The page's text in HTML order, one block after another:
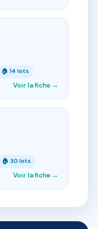
🏠 14 lots
Voir la fiche →
🏠 30 lots
Voir la fiche →